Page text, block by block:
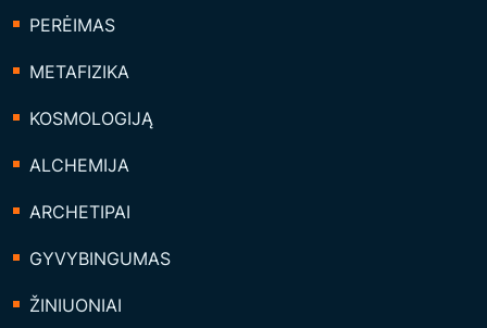
PERĖIMAS
METAFIZIKA
KOSMOLOGIJĄ
ALCHEMIJA
ARCHETIPAI
GYVYBINGUMAS
ŽINIUONIAI